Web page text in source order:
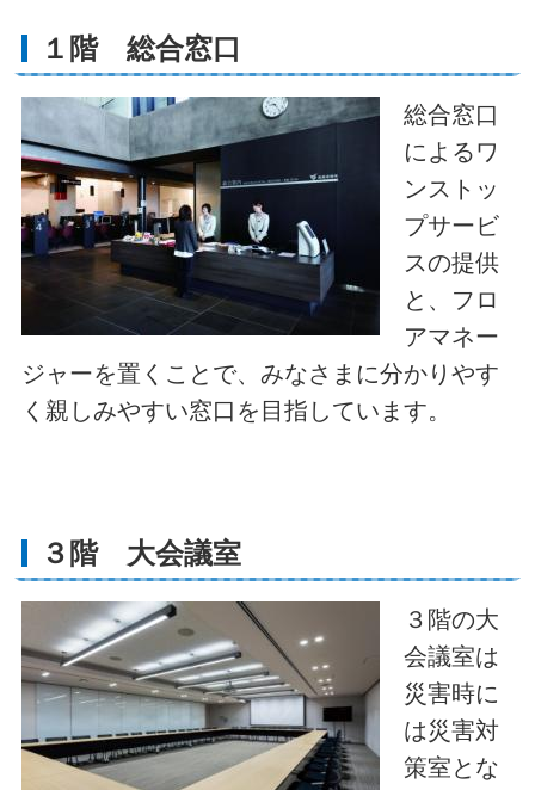
１階 総合窓口
総合窓口
によるワ
ンストッ
プサービ
スの提供
と、フロ
アマネー
ジャーを置くことで、みなさまに分かりやす
く親しみやすい窓口を目指しています。
３階 大会議室
３階の大
会議室は
災害時に
は災害対
策室とな